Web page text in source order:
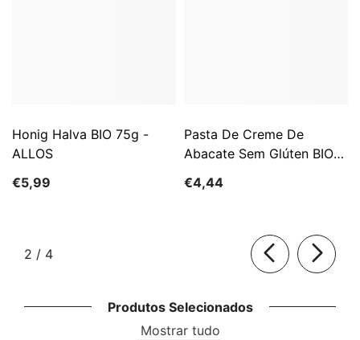
Honig Halva BIO 75g -
ALLOS
€5,99
Pasta De Creme De
Abacate Sem Glúten BIO
€4,44
2 / de
4
Produtos Selecionados
Mostrar tudo